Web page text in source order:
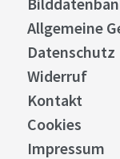
Allgemeine
Datenschutz
Widerruf
Kontakt
Cookies
Impressum